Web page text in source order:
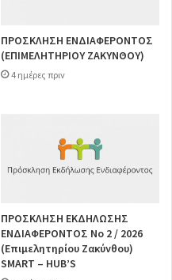
ΠΡΟΣΚΛΗΣΗ ΕΝΔΙΑΦΕΡΟΝΤΟΣ
(ΕΠΙΜΕΛΗΤΗΡΙΟΥ ΖΑΚΥΝΘΟΥ)
4 ημέρες πριν
ΠΡΟΣΚΛΗΣΗ ΕΚΔΗΛΩΣΗΣ
ΕΝΔΙΑΦΕΡΟΝΤΟΣ Νο 2 / 2026
(Επιμελητηρίου Ζακύνθου)
SMART – HUB’S